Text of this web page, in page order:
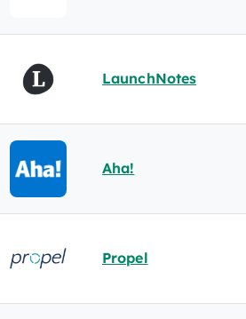
LaunchNotes
Aha!
Propel